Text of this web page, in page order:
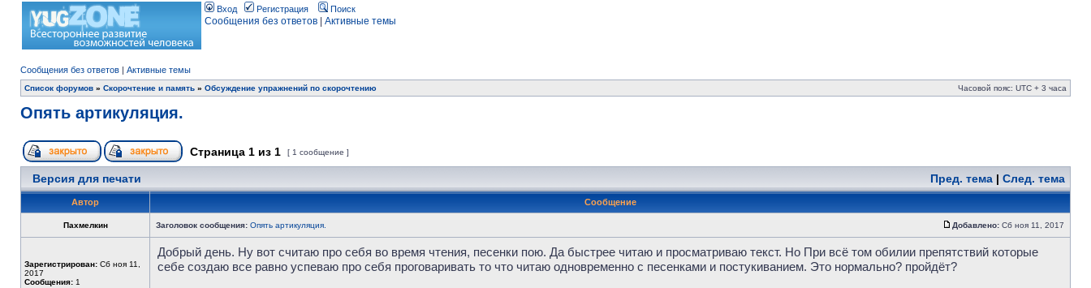
Вход Регистрация Поиск
Сообщения без ответов Активные темы
Сообщения без ответов | Активные темы
Список форумов » Скорочтение и память » Обсуждение упражнений по скорочтению Часовой пояс: UTC + 3 часа
Опять артикуляция.
Страница 1 из 1 [ 1 сообщение ]
Версия для печати Пред. тема | След. тема
Автор Сообщение
Пахмелкин Заголовок сообщения: Опять артикуляция. Добавлено: Сб ноя 11, 2017
Зарегистрирован: Сб ноя 11,
2017
Сообщения: 1
Добрый день. Ну вот считаю про себя во время чтения, песенки пою. Да быстрее читаю и просматриваю текст. Но При всё том обилии препятствий которые
себе создаю все равно успеваю про себя проговаривать то что читаю одновременно с песенками и постукиванием. Это нормально? пройдёт?